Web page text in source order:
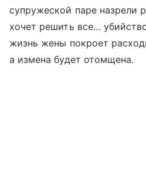
супружеской паре назрели
хочет решить все…
жизнь жены покроет
а измена будет отомщена.